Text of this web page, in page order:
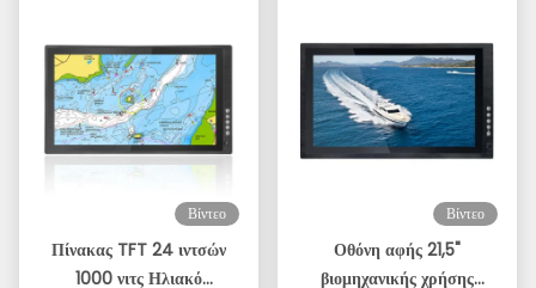
Βίντεο
Πίνακας TFT 24 ιντσών
1000 νιτς Ηλιακό
Βίντεο
Οθόνη αφής 21,5"
βιομηχανικής χρήσης